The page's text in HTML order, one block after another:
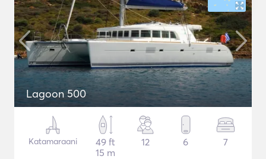
Lagoon 500
Katamaraani
49 ft
15 m
12 6 7